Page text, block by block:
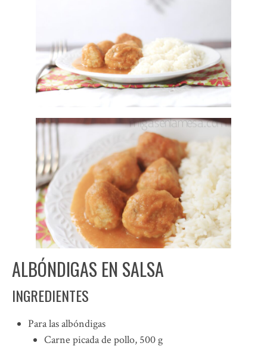
ALBÓNDIGAS EN SALSA
INGREDIENTES
Para las albóndigas
Carne picada de pollo, 500 g